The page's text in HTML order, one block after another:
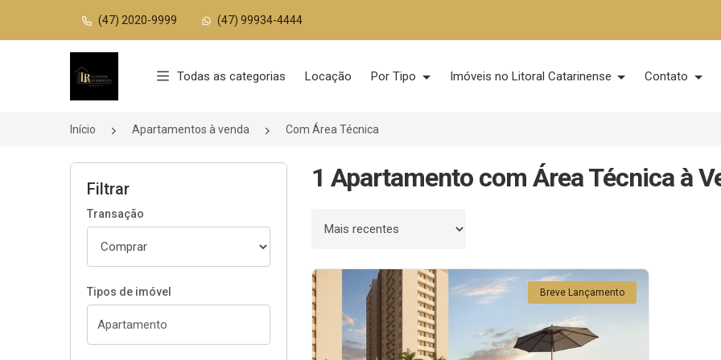
(47) 2020-9999 (47) 99934-4444
Página inicial
Todas as categorias Locação Por Tipo Imóveis no Litoral Catarinense Contato
Início Apartamentos à venda Com Área Técnica
Filtrar
Transação
Tipos de imóvel
1 Apartamento com Área Técnica à
Ordenar por
Breve Lançamento